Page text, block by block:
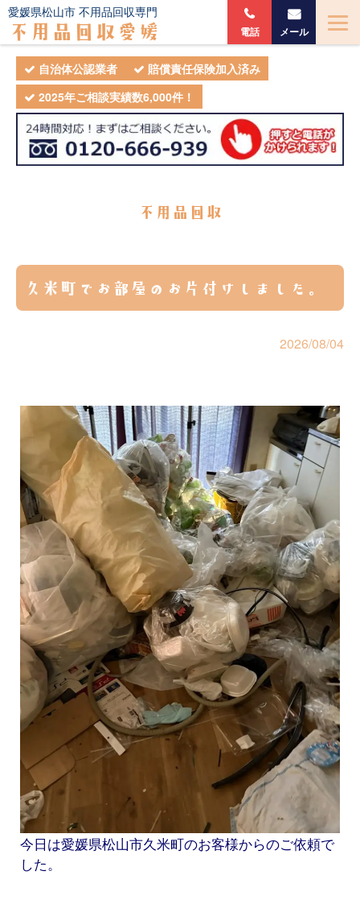
自治体公認業者
賠償責任保険加入済み
2025年ご相談実績数6,000件！
愛媛県松山市 不用品回収専門
不用品回収愛媛 電話 メール
不用品回収
久米町でお部屋のお片付けしました。
2026/08/04
今日は愛媛県松山市久米町のお客様からのご依頼で
した。